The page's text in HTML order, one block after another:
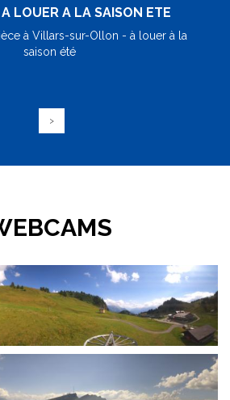
LOUER A LA SAISON ETE
à Villars-sur-Ollon - à louer à la
saison été
>